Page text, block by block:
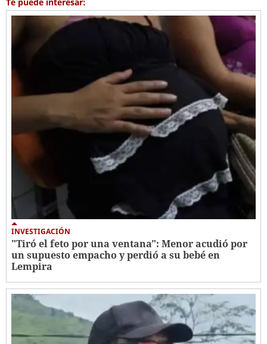
INVESTIGACIÓN
"Tiró el feto por una ventana": Menor acudió por
un supuesto empacho y perdió a su bebé en
Lempira